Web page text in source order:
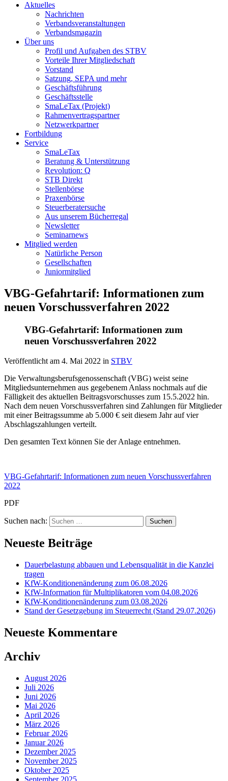
Aktuelles
Nachrichten
Verbandsveranstaltungen
Verbandsmagazin
Über uns
Profil und Aufgaben des STBV
Vorteile Ihrer Mitgliedschaft
Vorstand
Satzung, SEPA und mehr
Geschäftsführung
Geschäftsstelle
SmaLeTax (Projekt)
Rahmenvertragspartner
Netzwerkpartner
Fortbildung
Service
SmaLeTax
Beratung & Unterstützung
Revolution: Q
STB Direkt
Stellenbörse
Praxenbörse
Steuerberatersuche
Aus unserem Bücherregal
Newsletter
Seminarnews
Mitglied werden
Natürliche Person
Gesellschaften
Juniormitglied
VBG-Gefahrtarif: Informationen zum
neuen Vorschussverfahren 2022
VBG-Gefahrtarif: Informationen zum
neuen Vorschussverfahren 2022
Veröffentlicht am 4. Mai 2022 in STBV
Die Verwaltungsberufsgenossenschaft (VBG) weist seine
Mitgliedsunternehmen aus gegebenem Anlass nochmals auf die
Fälligkeit des aktuellen Beitragsvorschusses zum 15.5.2022 hin.
Nach dem neuen Vorschussverfahren sind Zahlungen für Mitglieder
mit einer Beitragssumme ab 5.000 € seit diesem Jahr auf vier
Abschlagszahlungen verteilt.
Den gesamten Text können Sie der Anlage entnehmen.
VBG-Gefahrtarif: Informationen zum neuen Vorschussverfahren
2022
PDF
Suchen nach:
Neueste Beiträge
Dauerbelastung abbauen und Lebensqualität in die Kanzlei
tragen
KfW-Konditionenänderung zum 06.08.2026
KfW-Information für Multiplikatoren vom 04.08.2026
KfW-Konditionenänderung zum 03.08.2026
Stand der Gesetzgebung im Steuerrecht (Stand 29.07.2026)
Neueste Kommentare
Archiv
August 2026
Juli 2026
Juni 2026
Mai 2026
April 2026
März 2026
Februar 2026
Januar 2026
Dezember 2025
November 2025
Oktober 2025
September 2025